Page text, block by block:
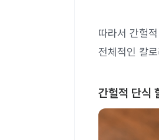
따라서 간헐
전체적인 칼
간헐적 단식